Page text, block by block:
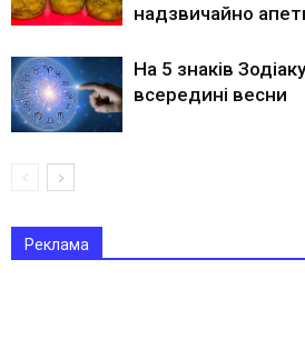
надзвичайно
На 5 знаків
всередині весни
Реклама